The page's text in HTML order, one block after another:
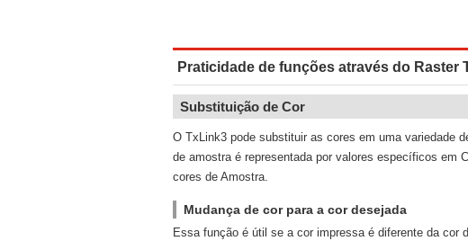
Praticidade de funções através do Raster
Substituição de Cor
O TxLink3 pode substituir as cores em uma variedade
de amostra é representada por valores específicos em
cores de Amostra.
Mudança de cor para a cor desejada
Essa função é útil se a cor impressa é diferente da cor